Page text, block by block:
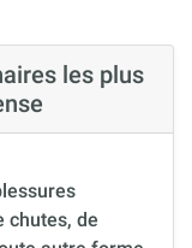
les plus
chutes, de